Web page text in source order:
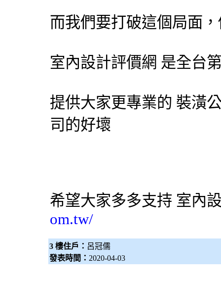
而我們要打破這個局面
室內設計評價網 是全台
提供大家更專業的 裝潢
司的好壞
希望大家多多支持 室內
om.tw/
3 樓住戶： 呂冠儒
發表時間： 2020-04-03